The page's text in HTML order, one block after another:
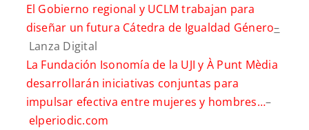
El Gobierno regional y UCLM trabajan para
diseñar un futura Cátedra de Igualdad Género–
Lanza Digital
La Fundación Isonomía de la UJI y À Punt Mèdia
desarrollarán iniciativas conjuntas para
impulsar efectiva entre mujeres y hombres…–
elperiodic.com